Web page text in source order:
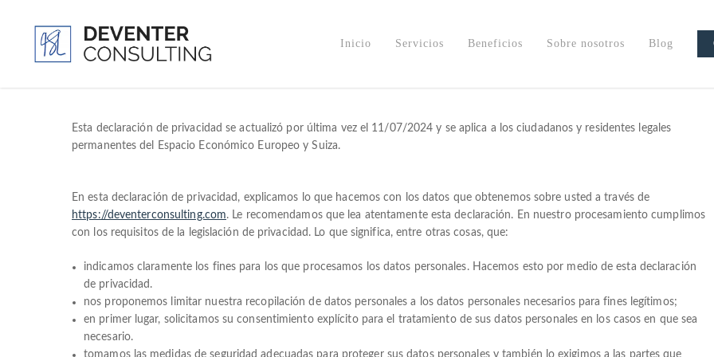
Inicio Servicios Beneficios Sobre nosotros Blog
Esta declaración de privacidad se actualizó por última vez el 11/07/2024 y se aplica a los ciudadanos y residentes legales
permanentes del Espacio Económico Europeo y Suiza.
En esta declaración de privacidad, explicamos lo que hacemos con los datos que obtenemos sobre usted a través de
https://deventerconsulting.com. Le recomendamos que lea atentamente esta declaración. En nuestro procesamiento cumplimos
con los requisitos de la legislación de privacidad. Lo que significa, entre otras cosas, que:
indicamos claramente los fines para los que procesamos los datos personales. Hacemos esto por medio de esta declaración
de privacidad.
nos proponemos limitar nuestra recopilación de datos personales a los datos personales necesarios para fines legítimos;
en primer lugar, solicitamos su consentimiento explícito para el tratamiento de sus datos personales en los casos en que sea
necesario.
tomamos las medidas de seguridad adecuadas para proteger sus datos personales y también lo exigimos a las partes que